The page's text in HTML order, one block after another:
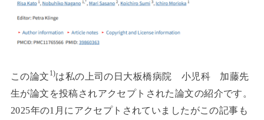
この論文 1)は私の上司の日大板橋病院 小児科 加藤先
生が論文を投稿されアクセプトされた論文の紹介です。
2025年の1月にアクセプトされていましたがこの記事も